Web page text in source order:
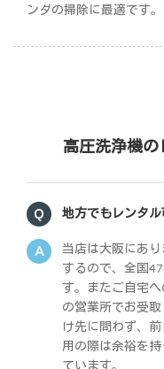
ンダの掃除に最適です。
高圧洗浄機の
地方でもレンタ
当店は大阪にあ
するので、全国
す。またご自宅
の営業所でお受
け先に問わず、
用の際は余裕を
ています。